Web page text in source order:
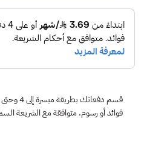
فوائد أو رسوم. متوافقة مع الشريعة